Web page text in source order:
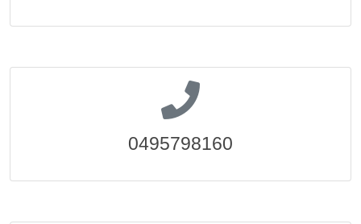
0495798160